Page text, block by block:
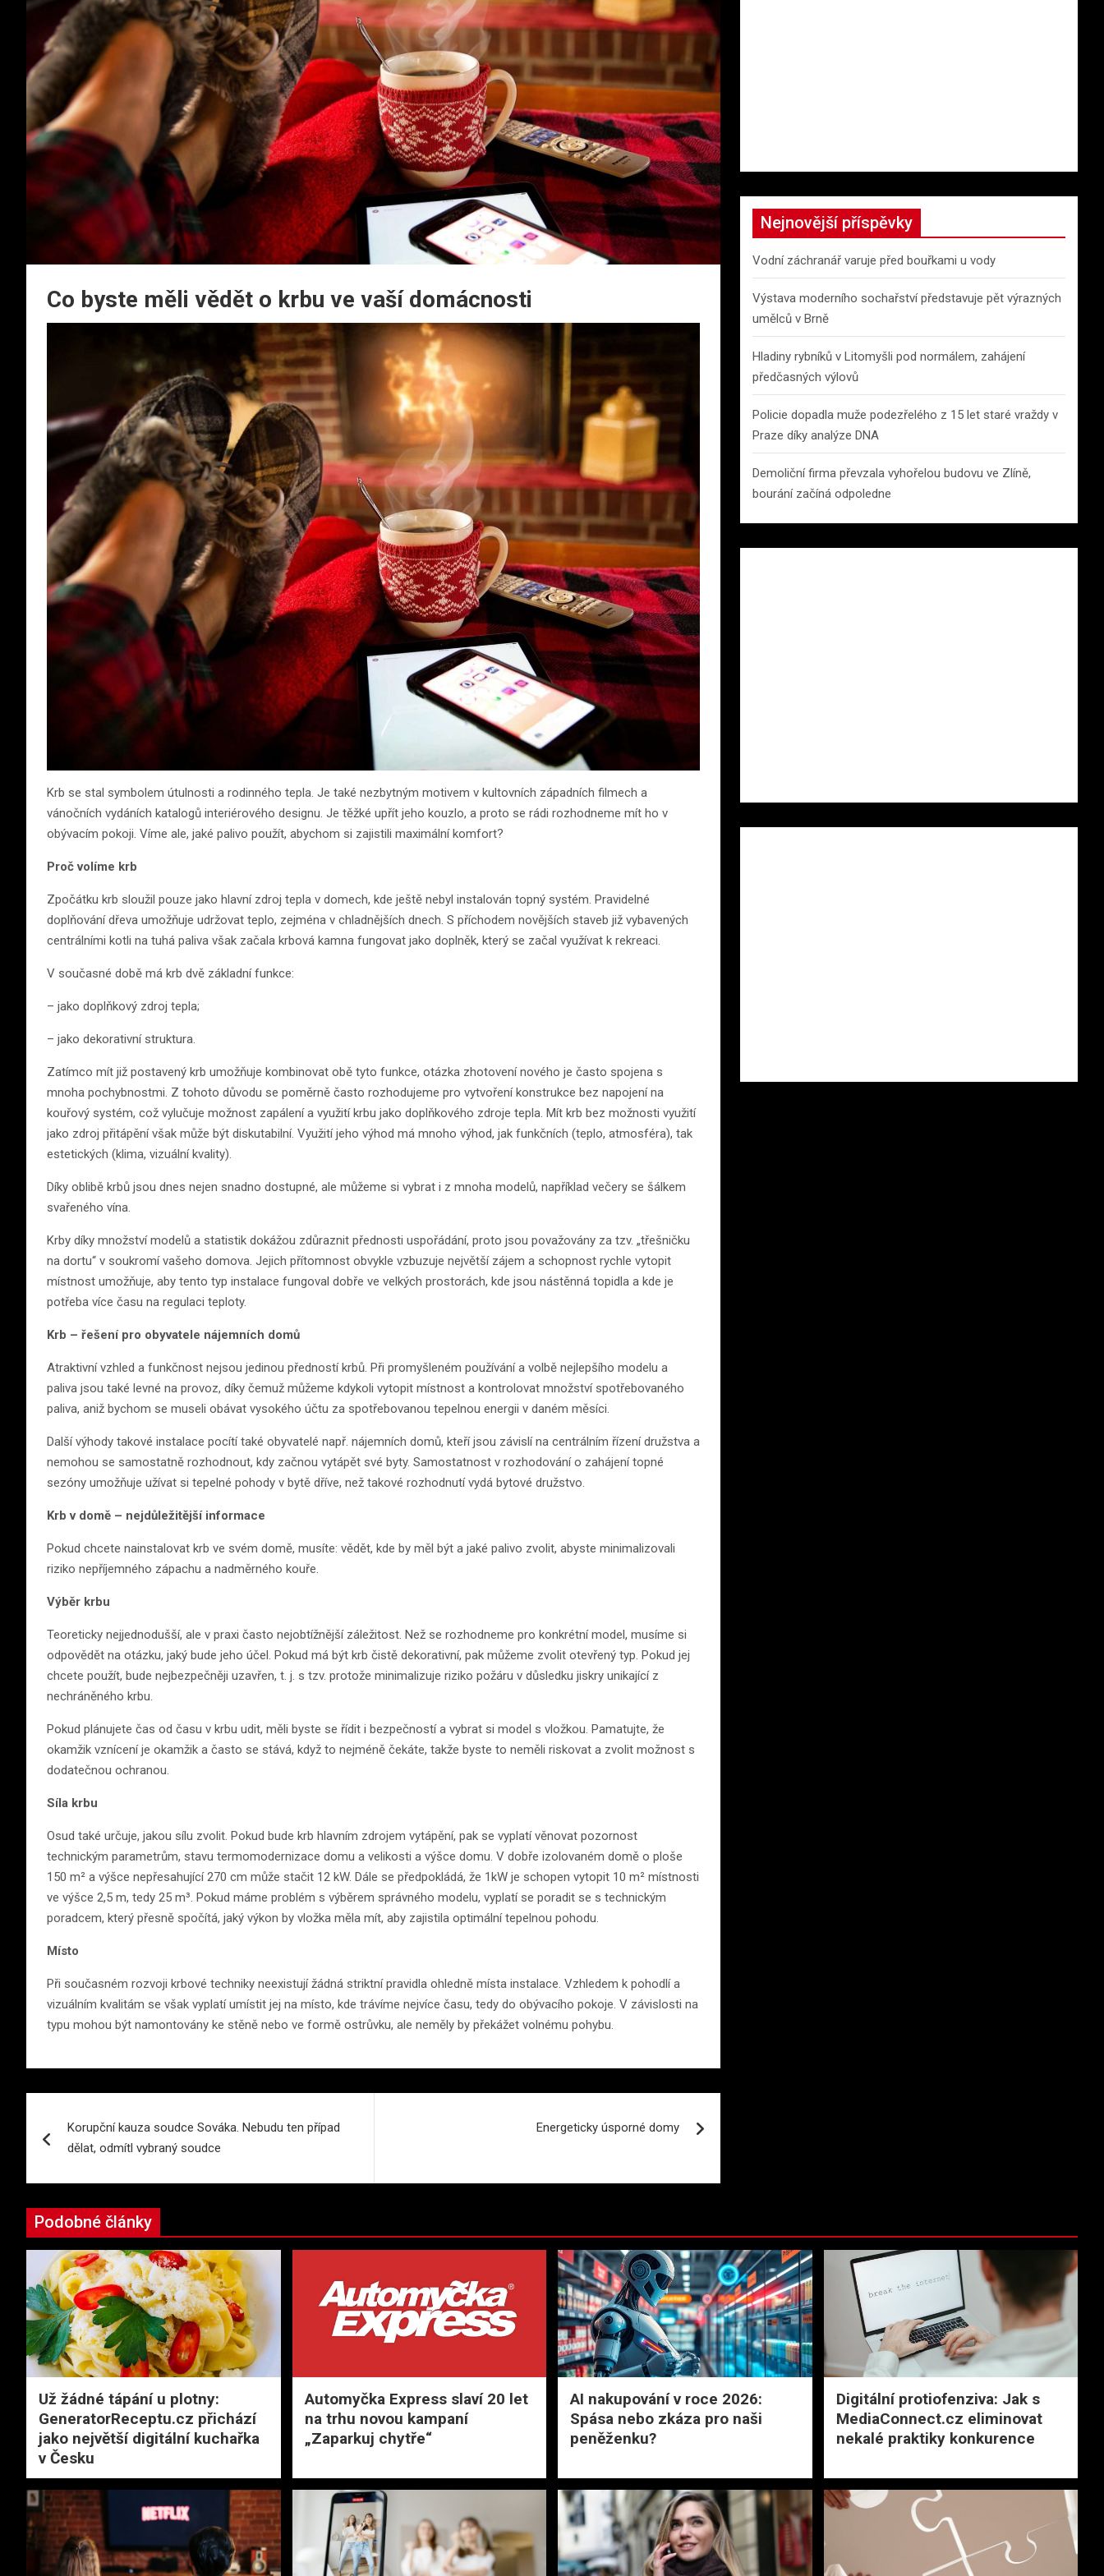
Co byste měli vědět o krbu ve vaší domácnosti
Krb se stal symbolem útulnosti a rodinného tepla. Je také nezbytným motivem v kultovních západních filmech a
vánočních vydáních katalogů interiérového designu. Je těžké upřít jeho kouzlo, a proto se rádi rozhodneme mít ho v
obývacím pokoji. Víme ale, jaké palivo použít, abychom si zajistili maximální komfort?
Proč volíme krb
Zpočátku krb sloužil pouze jako hlavní zdroj tepla v domech, kde ještě nebyl instalován topný systém. Pravidelné
doplňování dřeva umožňuje udržovat teplo, zejména v chladnějších dnech. S příchodem novějších staveb již vybavených
centrálními kotli na tuhá paliva však začala krbová kamna fungovat jako doplněk, který se začal využívat k rekreaci.
V současné době má krb dvě základní funkce:
– jako doplňkový zdroj tepla;
– jako dekorativní struktura.
Zatímco mít již postavený krb umožňuje kombinovat obě tyto funkce, otázka zhotovení nového je často spojena s
mnoha pochybnostmi. Z tohoto důvodu se poměrně často rozhodujeme pro vytvoření konstrukce bez napojení na
kouřový systém, což vylučuje možnost zapálení a využití krbu jako doplňkového zdroje tepla. Mít krb bez možnosti využití
jako zdroj přitápění však může být diskutabilní. Využití jeho výhod má mnoho výhod, jak funkčních (teplo, atmosféra), tak
estetických (klima, vizuální kvality).
Díky oblibě krbů jsou dnes nejen snadno dostupné, ale můžeme si vybrat i z mnoha modelů, například večery se šálkem
svařeného vína.
Krby díky množství modelů a statistik dokážou zdůraznit přednosti uspořádání, proto jsou považovány za tzv. „třešničku
na dortu“ v soukromí vašeho domova. Jejich přítomnost obvykle vzbuzuje největší zájem a schopnost rychle vytopit
místnost umožňuje, aby tento typ instalace fungoval dobře ve velkých prostorách, kde jsou nástěnná topidla a kde je
potřeba více času na regulaci teploty.
Krb – řešení pro obyvatele nájemních domů
Atraktivní vzhled a funkčnost nejsou jedinou předností krbů. Při promyšleném používání a volbě nejlepšího modelu a
paliva jsou také levné na provoz, díky čemuž můžeme kdykoli vytopit místnost a kontrolovat množství spotřebovaného
paliva, aniž bychom se museli obávat vysokého účtu za spotřebovanou tepelnou energii v daném měsíci.
Další výhody takové instalace pocítí také obyvatelé např. nájemních domů, kteří jsou závislí na centrálním řízení družstva a
nemohou se samostatně rozhodnout, kdy začnou vytápět své byty. Samostatnost v rozhodování o zahájení topné
sezóny umožňuje užívat si tepelné pohody v bytě dříve, než takové rozhodnutí vydá bytové družstvo.
Krb v domě – nejdůležitější informace
Pokud chcete nainstalovat krb ve svém domě, musíte: vědět, kde by měl být a jaké palivo zvolit, abyste minimalizovali
riziko nepříjemného zápachu a nadměrného kouře.
Výběr krbu
Teoreticky nejjednodušší, ale v praxi často nejobtížnější záležitost. Než se rozhodneme pro konkrétní model, musíme si
odpovědět na otázku, jaký bude jeho účel. Pokud má být krb čistě dekorativní, pak můžeme zvolit otevřený typ. Pokud jej
chcete použít, bude nejbezpečněji uzavřen, t. j. s tzv. protože minimalizuje riziko požáru v důsledku jiskry unikající z
nechráněného krbu.
Pokud plánujete čas od času v krbu udit, měli byste se řídit i bezpečností a vybrat si model s vložkou. Pamatujte, že
okamžik vznícení je okamžik a často se stává, když to nejméně čekáte, takže byste to neměli riskovat a zvolit možnost s
dodatečnou ochranou.
Síla krbu
Osud také určuje, jakou sílu zvolit. Pokud bude krb hlavním zdrojem vytápění, pak se vyplatí věnovat pozornost
technickým parametrům, stavu termomodernizace domu a velikosti a výšce domu. V dobře izolovaném domě o ploše
150 m² a výšce nepřesahující 270 cm může stačit 12 kW. Dále se předpokládá, že 1kW je schopen vytopit 10 m² místnosti
ve výšce 2,5 m, tedy 25 m³. Pokud máme problém s výběrem správného modelu, vyplatí se poradit se s technickým
poradcem, který přesně spočítá, jaký výkon by vložka měla mít, aby zajistila optimální tepelnou pohodu.
Místo
Při současném rozvoji krbové techniky neexistují žádná striktní pravidla ohledně místa instalace. Vzhledem k pohodlí a
vizuálním kvalitám se však vyplatí umístit jej na místo, kde trávíme nejvíce času, tedy do obývacího pokoje. V závislosti na
typu mohou být namontovány ke stěně nebo ve formě ostrůvku, ale neměly by překážet volnému pohybu.
pro
příspěvek
Korupční kauza soudce Sováka. Nebudu ten případ
dělat, odmítl vybraný soudce
Energeticky úsporné domy
Nejnovější příspěvky
Vodní záchranář varuje před bouřkami u vody
Výstava moderního sochařství představuje pět výrazných
umělců v Brně
Hladiny rybníků v Litomyšli pod normálem, zahájení
předčasných výlovů
Policie dopadla muže podezřelého z 15 let staré vraždy v
Praze díky analýze DNA
Demoliční firma převzala vyhořelou budovu ve Zlíně,
bourání začíná odpoledne
Podobné články
Už žádné tápání u plotny:
GeneratorReceptu.cz přichází
jako největší digitální kuchařka
v Česku
Automyčka Express slaví 20 let
na trhu novou kampaní
„Zaparkuj chytře“
AI nakupování v roce 2026:
Spása nebo zkáza pro naši
peněženku?
Digitální protiofenziva: Jak s
MediaConnect.cz eliminovat
nekalé praktiky konkurence